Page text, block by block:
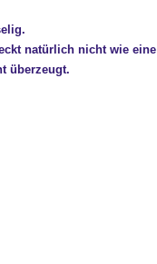
natürlich nicht wie eine
überzeugt.